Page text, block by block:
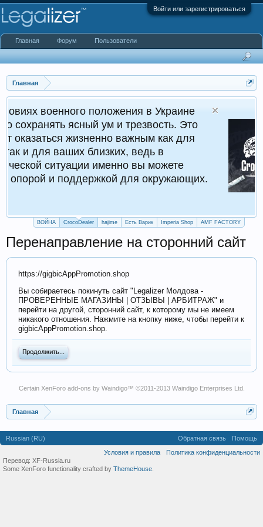
Войти или зарегистрироваться
Главная
положения в Украине
ум и трезвость. Это
важным как для
близких, ведь в
именно вы можете
для окружающих.
ВОЙНА CrocoDealer hajime Есть Варик Imperia Shop AMF FACTORY
Перенаправление на сторонний сайт
https://gigbicAppPromotion.shop
Вы собираетесь покинуть сайт "Legalizer Молдова -
ПРОВЕРЕННЫЕ МАГАЗИНЫ | ОТЗЫВЫ | АРБИТРАЖ" и
перейти на другой, сторонний сайт, к которому мы не имеем
никакого отношения. Нажмите на кнопку ниже, чтобы перейти к
gigbicAppPromotion.shop.
Продолжить...
Certain XenForo add-ons by Waindigo™ ©2011-2013 Waindigo Enterprises Ltd.
Главная
Главная Форум Пользователи
Russian (RU) Обратная связь
Помощь
Условия и правила
Политика конфиденциальности
Перевод: XF-Russia.ru
Some XenForo functionality crafted by ThemeHouse